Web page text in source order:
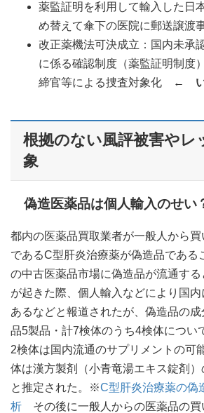
薬監証明を利用して輸入した日
め替えて傘下の医院に郵送譲渡
改正薬機法可決成立：国内未承
に係る確認制度（薬監証明制度
締官等による捜査対象化
←
根拠のない風評被害やレ
象
偽造医薬品は個人輸入のせい
都内の医薬品買取業者が一般人から
であるC型肝炎治療薬が偽造品であ
の中古医薬品市場に偽造品が流通す
が起きた際、個人輸入などにより国
あるなどと報道されたが、偽造品の
品5製品・計7検体のうち4検体につい
2検体は国内流通のサプリメントの可
体は漢方製剤（小青竜湯エキス錠剤
と推定された。※C型肝炎治療薬の偽
析 その後に一般人からの医薬品の買